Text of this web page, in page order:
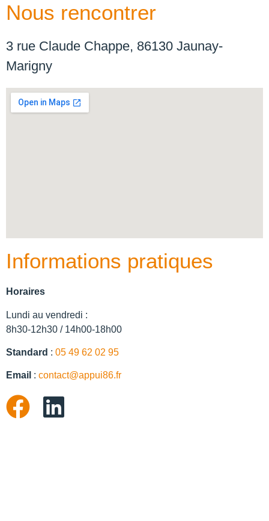
Nous rencontrer
3 rue Claude Chappe, 86130 Jaunay-
Marigny
Informations pratiques
Horaires
Lundi au vendredi :
8h30-12h30 / 14h00-18h00
Standard : 05 49 62 02 95
Email : contact@appui86.fr